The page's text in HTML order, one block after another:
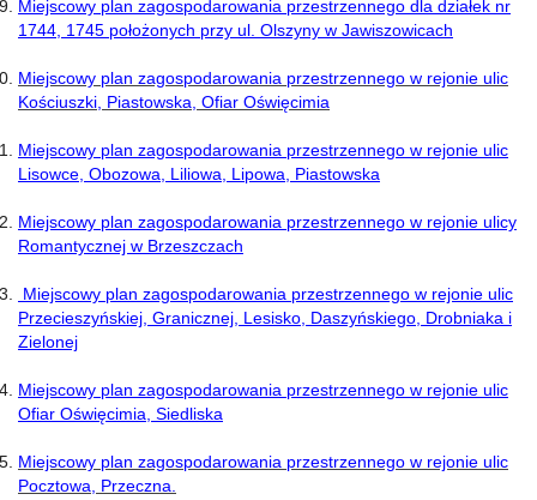
Miejscowy plan zagospodarowania przestrzennego dla działek nr
1744, 1745 położonych przy ul. Olszyny w Jawiszowicach
Miejscowy plan zagospodarowania przestrzennego w rejonie ulic
Kościuszki, Piastowska, Ofiar Oświęcimia
Miejscowy plan zagospodarowania przestrzennego w rejonie ulic
Lisowce, Obozowa, Liliowa, Lipowa, Piastowska
Miejscowy plan zagospodarowania przestrzennego w rejonie ulicy
Romantycznej w Brzeszczach
Miejscowy plan zagospodarowania przestrzennego w rejonie ulic
Przecieszyńskiej, Granicznej, Lesisko, Daszyńskiego, Drobniaka i
Zielonej
Miejscowy plan zagospodarowania przestrzennego w rejonie ulic
Ofiar Oświęcimia, Siedliska
Miejscowy plan zagospodarowania przestrzennego w rejonie ulic
Pocztowa, Przeczna.